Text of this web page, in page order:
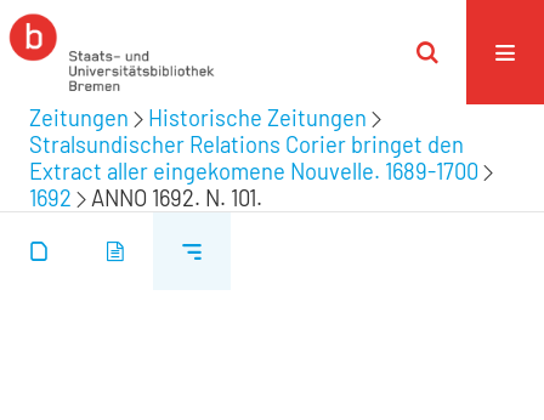
Zeitungen
Historische Zeitungen
Stralsundischer Relations Corier bringet den
Extract aller eingekomene Nouvelle. 1689-1700
1692
ANNO 1692. N. 101.